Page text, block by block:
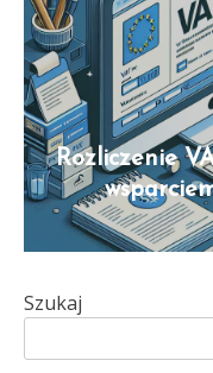
Rozliczenie
Szukaj